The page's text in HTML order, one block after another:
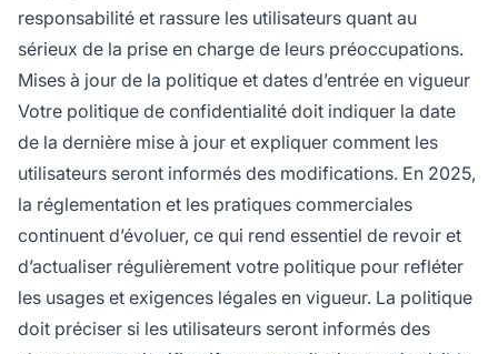
responsabilité et rassure les utilisateurs quant au
sérieux de la prise en charge de leurs préoccupations.
Mises à jour de la politique et dates d’entrée en vigueur
Votre politique de confidentialité doit indiquer la date
de la dernière mise à jour et expliquer comment les
utilisateurs seront informés des modifications. En 2025,
la réglementation et les pratiques commerciales
continuent d’évoluer, ce qui rend essentiel de revoir et
d’actualiser régulièrement votre politique pour refléter
les usages et exigences légales en vigueur. La politique
doit préciser si les utilisateurs seront informés des